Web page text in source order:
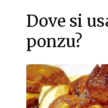
Dove si
ponzu?